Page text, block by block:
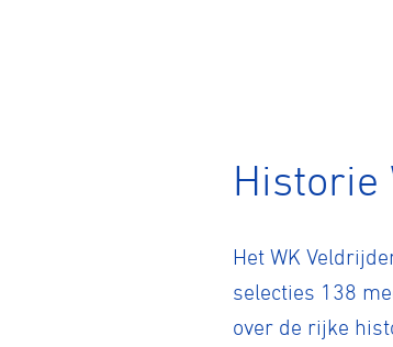
Historie
Het WK
selecties 138
over de rijke